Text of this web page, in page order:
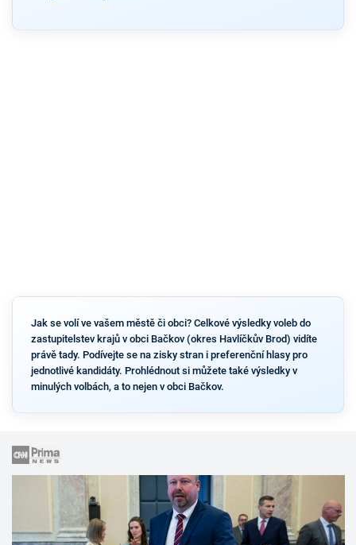
Jak se volí ve vašem městě či obci? Celkové výsledky voleb do
zastupitelstev krajů v obci Bačkov (okres Havlíčkův Brod) vidíte
právě tady. Podívejte se na zisky stran i preferenční hlasy pro
jednotlivé kandidáty. Prohlédnout si můžete také výsledky v
minulých volbách, a to nejen v obci Bačkov.